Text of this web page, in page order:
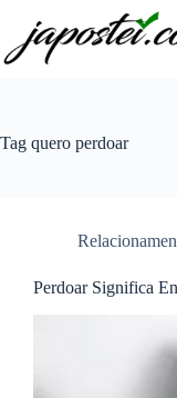
conteúdo
Tag quero perdoar
Perdoar Significa